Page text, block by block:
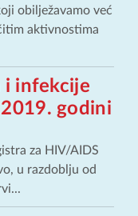
obilježavamo već
aktivnostima
i infekcije
godini
za HIV/AIDS
u razdoblju od